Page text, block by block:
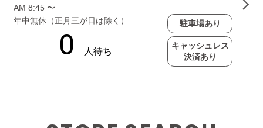
AM 8:45 〜
年中無休（正月三が日は除く）
駐車場あり
キャッシュレス
決済あり